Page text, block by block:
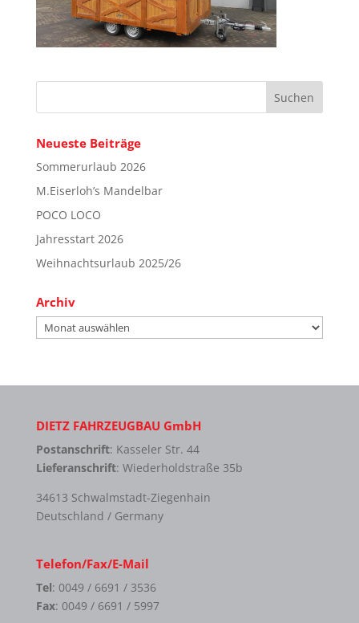
Neueste Beiträge
Sommerurlaub 2026
M.Eiserloh’s Mandelbar
POCO LOCO
Jahresstart 2026
Weihnachtsurlaub 2025/26
Archiv
Archiv
DIETZ FAHRZEUGBAU GmbH
Postanschrift: Kasseler Str. 44
Lieferanschrift: Wiederholdstraße 35b
34613 Schwalmstadt-Ziegenhain
Deutschland / Germany
Telefon/Fax/E-Mail
Tel: 0049 / 6691 / 3536
Fax: 0049 / 6691 / 5997